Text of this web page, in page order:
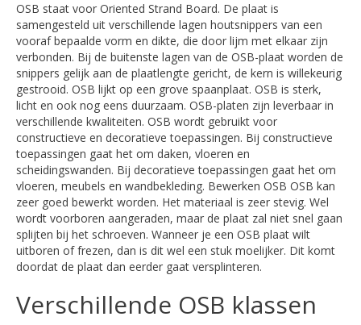
OSB staat voor Oriented Strand Board. De plaat is
samengesteld uit verschillende lagen houtsnippers van een
vooraf bepaalde vorm en dikte, die door lijm met elkaar zijn
verbonden. Bij de buitenste lagen van de OSB-plaat worden de
snippers gelijk aan de plaatlengte gericht, de kern is willekeurig
gestrooid. OSB lijkt op een grove spaanplaat. OSB is sterk,
licht en ook nog eens duurzaam. OSB-platen zijn leverbaar in
verschillende kwaliteiten. OSB wordt gebruikt voor
constructieve en decoratieve toepassingen. Bij constructieve
toepassingen gaat het om daken, vloeren en
scheidingswanden. Bij decoratieve toepassingen gaat het om
vloeren, meubels en wandbekleding. Bewerken OSB OSB kan
zeer goed bewerkt worden. Het materiaal is zeer stevig. Wel
wordt voorboren aangeraden, maar de plaat zal niet snel gaan
splijten bij het schroeven. Wanneer je een OSB plaat wilt
uitboren of frezen, dan is dit wel een stuk moelijker. Dit komt
doordat de plaat dan eerder gaat versplinteren.
Verschillende OSB klassen